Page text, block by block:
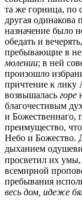
та же горница, по
другая одинакова
назначение было
обедать и
пребывающие в
молении; в ней
произошло
причтение к лику
возвышалась горе
благочестивым
и Божественнаго,
преимущество,
Небо и Божество.
дыханием
просветил их
всемирной
пребывания
весь дом, идеже